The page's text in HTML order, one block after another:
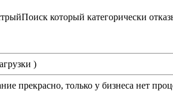
который категорически
)
прекрасно, только у бизнеса нет